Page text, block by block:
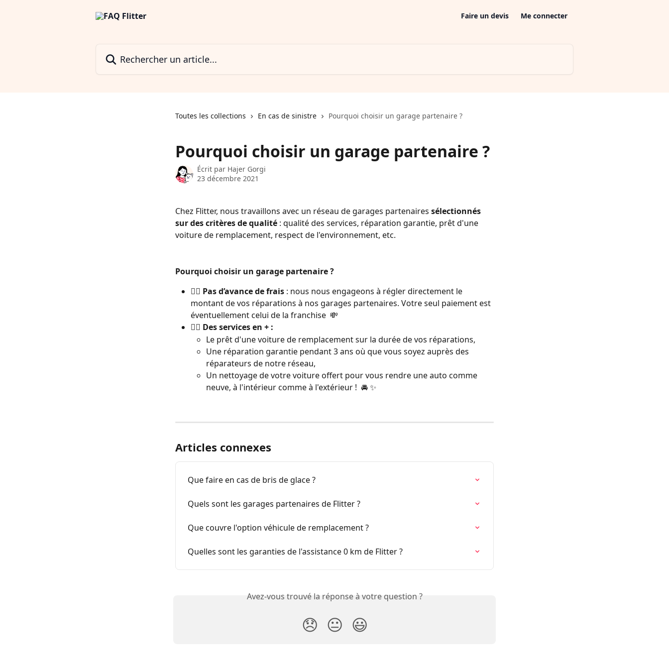
Faire un devis Me connecter
Toutes les collections En cas de sinistre Pourquoi choisir un garage partenaire ?
Pourquoi choisir un garage partenaire ?
Écrit par Hajer Gorgi
23 décembre 2021
Chez Flitter, nous travaillons avec un réseau de garages partenaires sélectionnés
sur des critères de qualité : qualité des services, réparation garantie, prêt d'une
voiture de remplacement, respect de l'environnement, etc.
Pourquoi choisir un garage partenaire ?
👉🏼 Pas d’avance de frais : nous nous engageons à régler directement le
montant de vos réparations à nos garages partenaires. Votre seul paiement est
éventuellement celui de la franchise  💸
👉🏼 Des services en + :
Le prêt d'une voiture de remplacement sur la durée de vos réparations,
Une réparation garantie pendant 3 ans où que vous soyez auprès des
réparateurs de notre réseau,
Un nettoyage de votre voiture offert pour vous rendre une auto comme
neuve, à l'intérieur comme à l'extérieur !  🚘 ✨
Articles connexes
Que faire en cas de bris de glace ?
Quels sont les garages partenaires de Flitter ?
Que couvre l'option véhicule de remplacement ?
Quelles sont les garanties de l'assistance 0 km de Flitter ?
Avez-vous trouvé la réponse à votre question ?
😞 😐 😃